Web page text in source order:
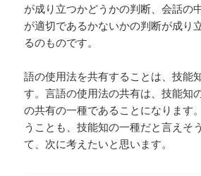
が成り立つかどうかの判断、会話の
が適切であるかないかの判断が成り
るのものです。
語の使用法を共有することは、技能
す。言語の使用法の共有は、技能知
の共有の一種であることになります
うことも、技能知の一種だと言えそ
て、次に考えたいと思います。